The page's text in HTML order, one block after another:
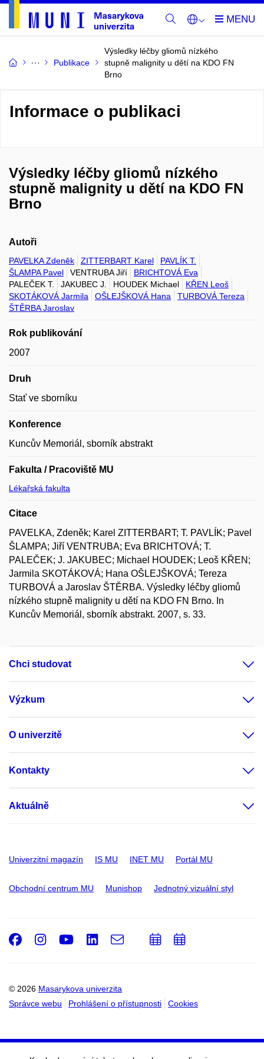
Publikace
Výsledky léčby gliomů nízkého
stupně malignity u dětí na KDO FN
Brno
Informace o publikaci
Výsledky léčby gliomů nízkého
stupně malignity u dětí na KDO FN
Brno
Autoři
PAVELKA Zdeněk ZITTERBART Karel
PAVLÍK T.
ŠLAMPA Pavel
VENTRUBA Jiří
BRICHTOVÁ Eva
PALEČEK T.
JAKUBEC J. HOUDEK Michael
KŘEN Leoš
SKOTÁKOVÁ Jarmila
OŠLEJŠKOVÁ Hana
TURBOVÁ Tereza
ŠTĚRBA Jaroslav
Rok publikování
2007
Druh
Stať ve sborníku
Konference
Kuncův Memoriál, sborník abstrakt
Fakulta / Pracoviště MU
Lékařská fakulta
Citace
PAVELKA, Zdeněk; Karel ZITTERBART; T. PAVLÍK; Pavel
ŠLAMPA; Jiří VENTRUBA; Eva BRICHTOVÁ; T.
PALEČEK; J. JAKUBEC; Michael HOUDEK; Leoš KŘEN;
Jarmila SKOTÁKOVÁ; Hana OŠLEJŠKOVÁ; Tereza
TURBOVÁ a Jaroslav ŠTĚRBA. Výsledky léčby gliomů
nízkého stupně malignity u dětí na KDO FN Brno. In
Kuncův Memoriál, sborník abstrakt. 2007, s. 33.
Chci studovat
Výzkum
O univerzitě
Kontakty
Aktuálně
Univerzitní magazín IS MU INET MU Portál MU
Obchodní centrum MU Munishop Jednotný vizuální styl
© 2026 Masarykova univerzita
Správce webu
Prohlášení o přístupnosti Cookies
Facebook
Instagram
Youtube
LinkedIn
e-
PřidatPřidat